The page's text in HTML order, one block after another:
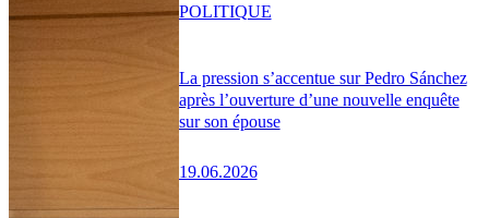
La pression s’accentue sur Pedro Sánchez
après l’ouverture d’une nouvelle enquête
sur son épouse
19.06.2026
POLITIQUE